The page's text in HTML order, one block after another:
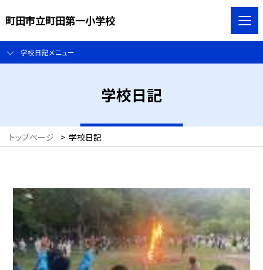
町田市立町田第一小学校
学校日記メニュー
学校日記
トップページ > 学校日記